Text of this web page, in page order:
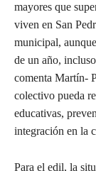
mayores que
viven en San
municipal,
de un año,
comenta Martín-
colectivo pueda
educativas,
integración en la
Para el edil, la